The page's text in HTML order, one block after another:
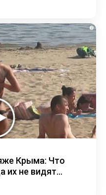
i
Крыма: Что
их не видят...